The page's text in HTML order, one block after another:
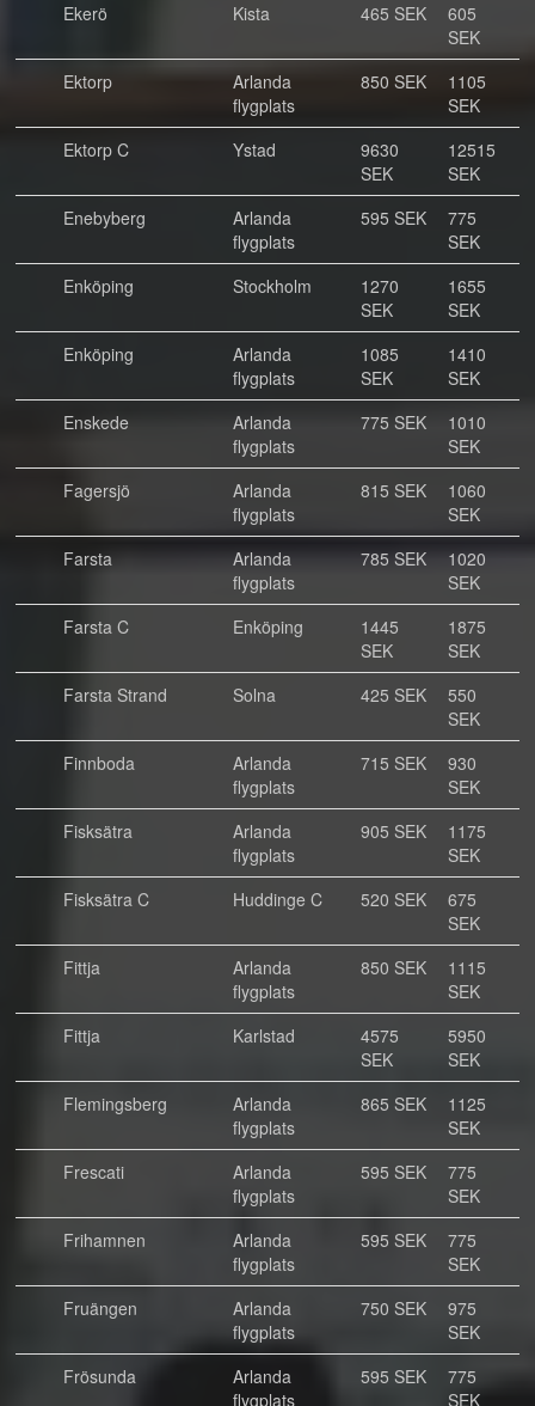
Ekerö
Kista 465 SEK
605
SEK
Ektorp
Arlanda
flygplats
850 SEK
1105
SEK
Ektorp C
Ystad
9630
SEK
12515
SEK
Enebyberg
Arlanda
flygplats
595 SEK
775
SEK
Enköping
Stockholm
1270
SEK
1655
SEK
Enköping
Arlanda
flygplats
1085
SEK
1410
SEK
Enskede
Arlanda
flygplats
775 SEK
1010
SEK
Fagersjö
Arlanda
flygplats
815 SEK
1060
SEK
Farsta
Arlanda
flygplats
785 SEK
1020
SEK
Farsta C
Enköping
1445
SEK
1875
SEK
Farsta Strand
Solna 425 SEK
550
SEK
Finnboda
Arlanda
flygplats
715 SEK
930
SEK
Fisksätra
Arlanda
flygplats
905 SEK
1175
SEK
Fisksätra C
Huddinge C 520 SEK
675
SEK
Fittja
Arlanda
flygplats
850 SEK
1115
SEK
Fittja
Karlstad
4575
SEK
5950
SEK
Flemingsberg
Arlanda
flygplats
865 SEK
1125
SEK
Frescati
Arlanda
flygplats
595 SEK
775
SEK
Frihamnen
Arlanda
flygplats
595 SEK
775
SEK
Fruängen
Arlanda
flygplats
750 SEK
975
SEK
Frösunda
Arlanda
flygplats
595 SEK
775
SEK